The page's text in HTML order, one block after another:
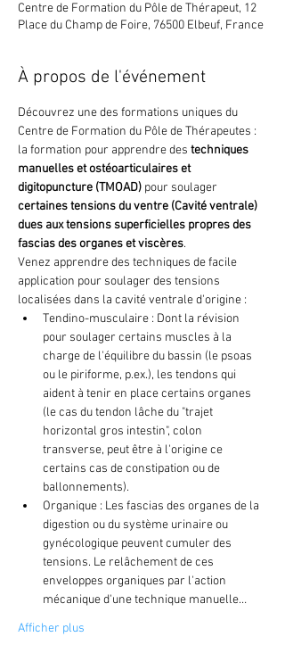
Centre de Formation du Pôle de Thérapeut, 12
Place du Champ de Foire, 76500 Elbeuf, France
À propos de l'événement
Découvrez une des formations uniques du
Centre de Formation du Pôle de Thérapeutes :
la formation pour apprendre des techniques
manuelles et ostéoarticulaires et
digitopuncture (TMOAD) pour soulager
certaines tensions du ventre (Cavité ventrale)
dues aux tensions superficielles propres des
fascias des organes et viscères.
Venez apprendre des techniques de facile
application pour soulager des tensions
localisées dans la cavité ventrale d'origine :
Tendino-musculaire : Dont la révision
pour soulager certains muscles à la
charge de l'équilibre du bassin (le psoas
ou le piriforme, p.ex.), les tendons qui
aident à tenir en place certains organes
(le cas du tendon lâche du "trajet
horizontal gros intestin", colon
transverse, peut être à l'origine ce
certains cas de constipation ou de
ballonnements).
Organique : Les fascias des organes de la
digestion ou du système urinaire ou
gynécologique peuvent cumuler des
tensions. Le relâchement de ces
enveloppes organiques par l'action
mécanique d'une technique manuelle…
Afficher plus